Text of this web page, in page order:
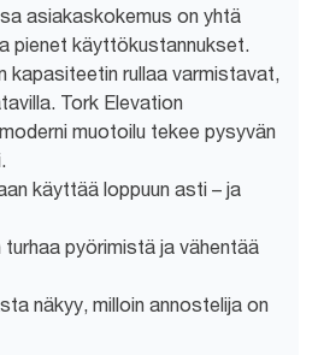
asiakaskokemus on yhtä
pienet käyttökustannukset.
kapasiteetin rullaa varmistavat,
Tork Elevation
muotoilu tekee pysyvän
käyttää loppuun asti – ja
turhaa pyörimistä ja vähentää
näkyy, milloin annostelija on